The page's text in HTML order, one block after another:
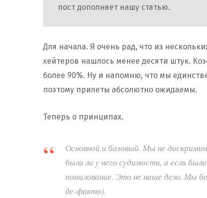
пост дополняет нашу статью.
Для начала. Я очень рад, что из
хейтеров нашлось менее десяти штук.
более 90%. Ну и напомню, что мы
поэтому прилеты абсолютно ожидаемы.
Теперь о принципах.
Основной и базовый. Мы не
были ли у него судимости, а если
помилование. Это не наше дело. Мы
де-факто).